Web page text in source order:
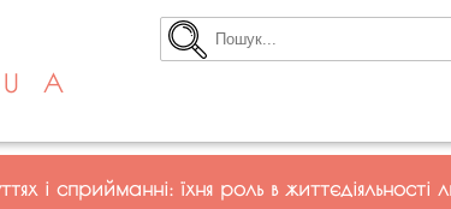
і сприйманні: їхня роль в життєдіяльності